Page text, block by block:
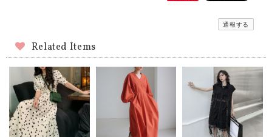
通報する
Related Items